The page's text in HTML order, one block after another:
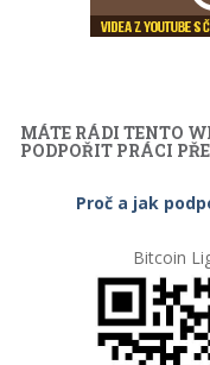
MÁTE RÁDI TENTO
PODPOŘIT PRÁCI
Proč a jak
Bitcoin